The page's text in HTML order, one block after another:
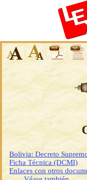
Bolivia: Decreto
Ficha Técnica (DCMI)
Enlaces con otros